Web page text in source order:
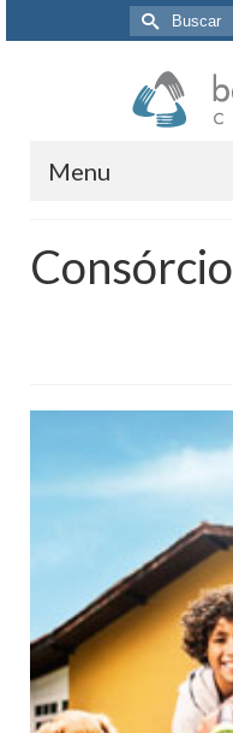
Buscar
por:
Menu
Consórcio